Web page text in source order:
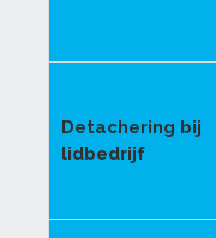
Detachering bij
lidbedrijf